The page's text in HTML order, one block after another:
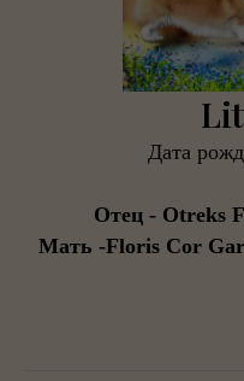
Дата
Отец - Otreks
Мать -Floris Cor